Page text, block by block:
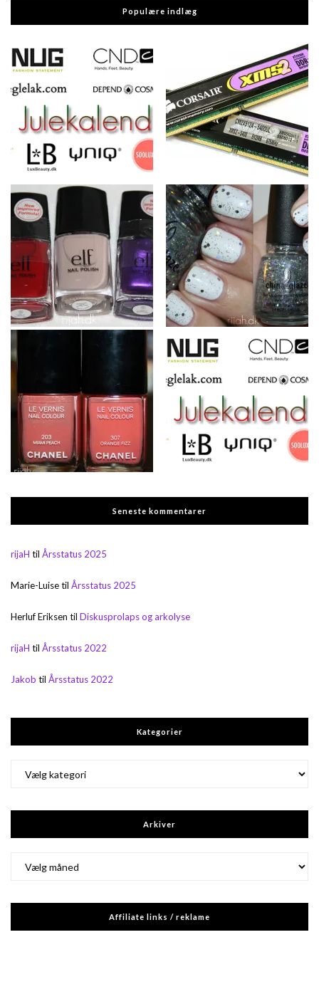
Populære indlæg
Seneste kommentarer
rijaH til Årsstatus 2025
Marie-Luisetil Årsstatus 2025
Herluf Eriksen til Diskusprolaps og arkolyse
rijaH til Årsstatus 2022
Jakob til Årsstatus 2022
Kategorier
Arkiver
Affiliate links / reklame